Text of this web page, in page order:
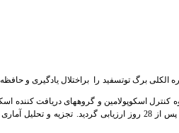
الکلی برگ توت­سفید را
براختلال یادگیری و
گرفتند (8 موش در هر گروه): گروه کنترل، گروه کنترل اسکوپولامین و گروه­های دریافت
تجزیه و تحلیل آماری